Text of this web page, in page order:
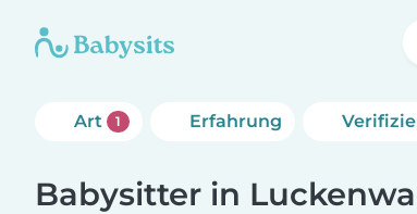
Art 1 Erfahrung
Babysitter in